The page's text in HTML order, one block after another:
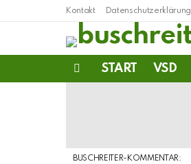
Kontakt Datenschutzerklärung
START VSD
BUSCHREITER-KOMMENTAR: